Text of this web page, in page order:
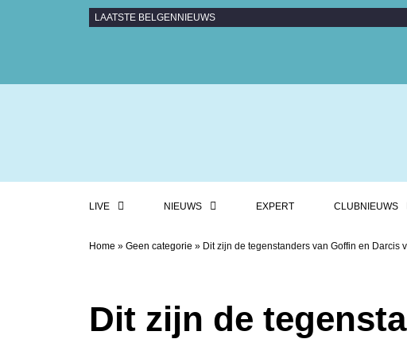
LAATSTE BELGENNIEUWS
LIVE NIEUWS EXPERT CLUBNIEUWS
Home » Geen categorie » Dit zijn de tegenstanders van Goffin en Darcis
Dit zijn de